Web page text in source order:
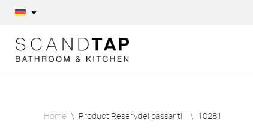
to
content
Home \ Product Reservdel passar till \ 10281